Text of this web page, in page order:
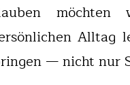
Alltag
— nicht nur